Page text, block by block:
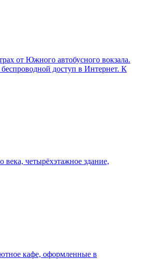
от Южного автобусного вокзала.
беспроводной доступ в Интернет. К
века, четырёхэтажное здание,
кафе, оформленные в